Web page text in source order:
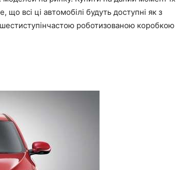
всі ці автомобілі будуть доступні як з
роботизованою коробкою